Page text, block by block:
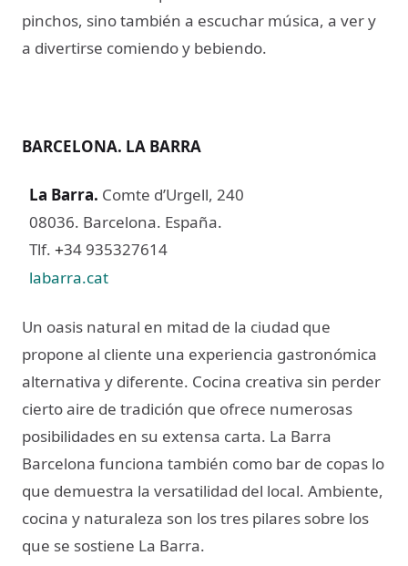
pinchos, sino también a escuchar música, a ver y
a divertirse comiendo y bebiendo.
BARCELONA. LA BARRA
La Barra. Comte d’Urgell, 240
08036. Barcelona. España.
Tlf. +34 935327614
labarra.cat
Un oasis natural en mitad de la ciudad que
propone al cliente una experiencia gastronómica
alternativa y diferente. Cocina creativa sin perder
cierto aire de tradición que ofrece numerosas
posibilidades en su extensa carta. La Barra
Barcelona funciona también como bar de copas lo
que demuestra la versatilidad del local. Ambiente,
cocina y naturaleza son los tres pilares sobre los
que se sostiene La Barra.